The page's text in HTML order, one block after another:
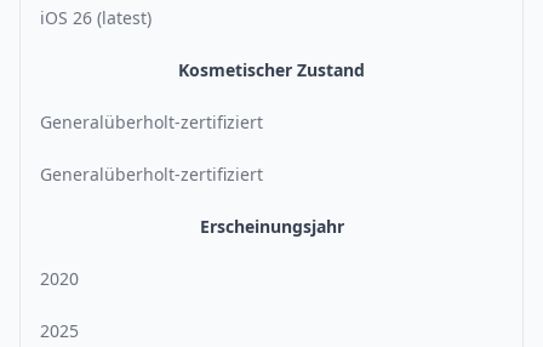
iOS 26 (latest)
Kosmetischer Zustand
Generalüberholt-zertifiziert
Generalüberholt-zertifiziert
Erscheinungsjahr
2020
2025